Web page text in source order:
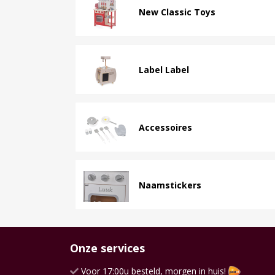
New Classic Toys
Label Label
Accessoires
Naamstickers
Onze services
Voor 17:00u besteld, morgen in huis!